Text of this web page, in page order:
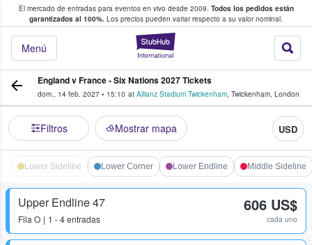
El mercado de entradas para eventos en vivo desde 2009. Todos los pedidos están
garantizados al 100%. Los precios pueden variar respecto a su valor nominal.
StubHub:
Menú
y venta de entradas entre fans
England v France - Six Nations 2027 Tickets
dom., 14 feb. 2027 • 15:10 at Allianz Stadium Twickenham, Twickenham, London
Filtros Mostrar mapa USD
Lower Sideline Lower Corner Lower Endline Middle Sideline
Upper Endline 47
Fila O 1 - 4 entradas
606 US$
cada uno